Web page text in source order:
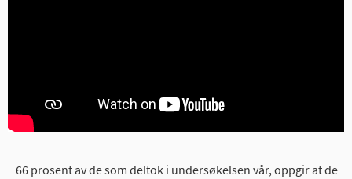
66 prosent av de som deltok i undersøkelsen vår, oppgir at de